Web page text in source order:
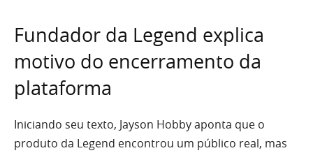
Fundador da Legend explica
motivo do encerramento da
plataforma
Iniciando seu texto, Jayson Hobby aponta que o
produto da Legend encontrou um público real, mas